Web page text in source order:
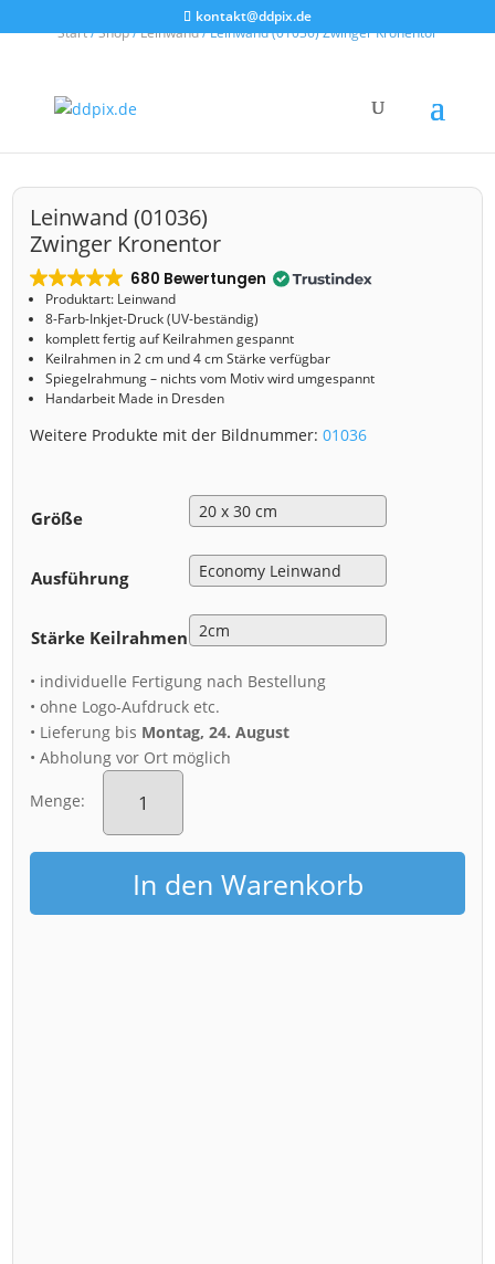
kontakt@ddpix.de
Start/Shop/Leinwand/ Leinwand (01036) Zwinger Kronentor
Leinwand (01036)
Zwinger Kronentor
680 Bewertungen
Produktart: Leinwand
8-Farb-Inkjet-Druck (UV-beständig)
komplett fertig auf Keilrahmen gespannt
Keilrahmen in 2 cm und 4 cm Stärke verfügbar
Spiegelrahmung – nichts vom Motiv wird umgespannt
Handarbeit Made in Dresden
Weitere Produkte mit der Bildnummer:01036
Größe
Ausführung
Stärke Keilrahmen
• individuelle Fertigung nach Bestellung
• ohne Logo-Aufdruck etc.
• Lieferung bis Montag, 24. August
• Abholung vor Ort möglich
Menge:
Leinwand
(01036)
Kronentor
Menge
In den Warenkorb